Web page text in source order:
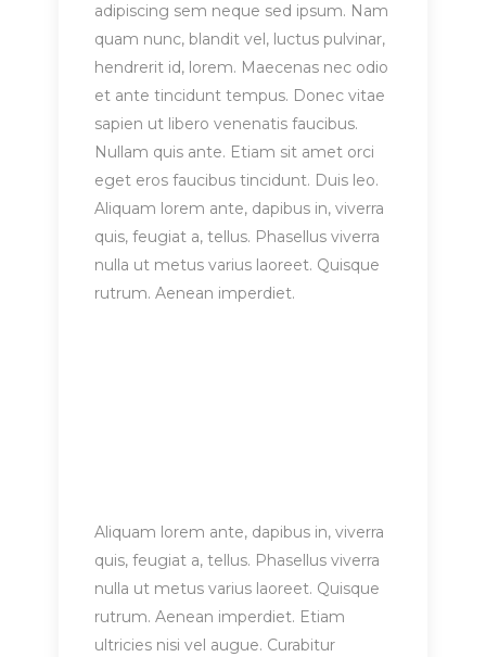
adipiscing sem neque sed ipsum. Nam
quam nunc, blandit vel, luctus pulvinar,
hendrerit id, lorem. Maecenas nec odio
et ante tincidunt tempus. Donec vitae
sapien ut libero venenatis faucibus.
Nullam quis ante. Etiam sit amet orci
eget eros faucibus tincidunt. Duis leo.
Aliquam lorem ante, dapibus in, viverra
quis, feugiat a, tellus. Phasellus viverra
nulla ut metus varius laoreet. Quisque
rutrum. Aenean imperdiet.
Aliquam lorem ante, dapibus in, viverra
quis, feugiat a, tellus. Phasellus viverra
nulla ut metus varius laoreet. Quisque
rutrum. Aenean imperdiet. Etiam
ultricies nisi vel augue. Curabitur